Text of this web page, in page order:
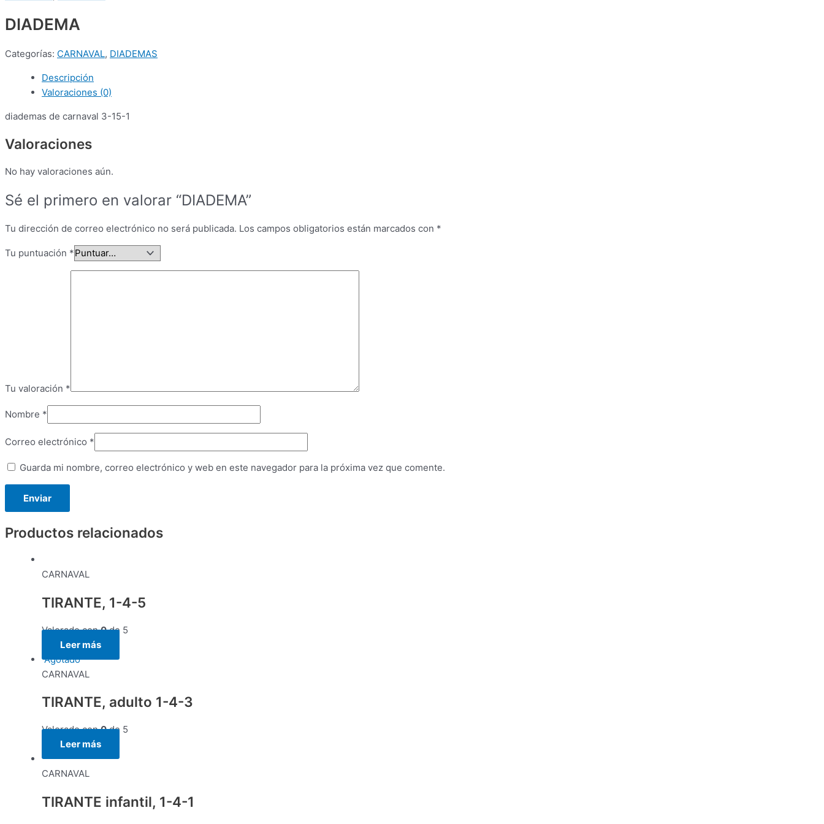
DIADEMA
Categorías: CARNAVAL, DIADEMAS
Descripción
Valoraciones (0)
diademas de carnaval 3-15-1
Valoraciones
No hay valoraciones aún.
Sé el primero en valorar “DIADEMA”
Tu dirección de correo electrónico no será publicada. Los campos obligatorios están marcados con *
Tu puntuación *
Tu valoración *
Nombre *
Correo electrónico *
Guarda mi nombre, correo electrónico y web en este navegador para la próxima vez que comente.
Productos relacionados
CARNAVAL
TIRANTE, 1-4-5
Valorado con0de 5
Leer más
Agotado
CARNAVAL
TIRANTE, adulto 1-4-3
Valorado con0de 5
Leer más
CARNAVAL
TIRANTE infantil, 1-4-1